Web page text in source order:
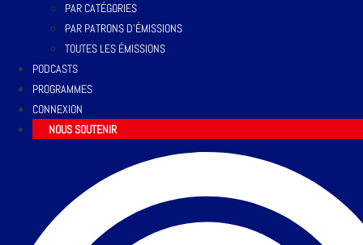
PAR CATÉGORIES
PAR PATRONS D’ÉMISSIONS
TOUTES LES ÉMISSIONS
PODCASTS
PROGRAMMES
CONNEXION
NOUS SOUTENIR